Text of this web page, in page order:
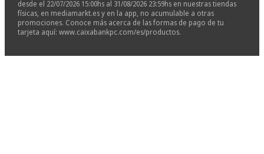
desde el 22/07/2026 15:00hs al 31/08/2026 23:59hs en nuestras tiendas
físicas, en mediamarkt.es y en la app, no acumulable a otras
promociones. Conoce más acerca de las formas de pago de tu
tarjeta aquí: www.caixabankpc.com/es/productos.